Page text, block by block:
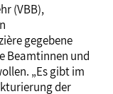
(VBB),
gegebene
Beamtinnen und
„Es gibt im
der